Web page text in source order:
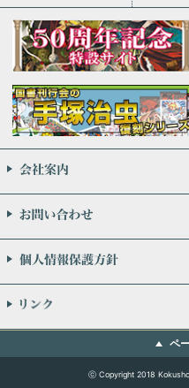
ペ
ⓒ Copyright 2018